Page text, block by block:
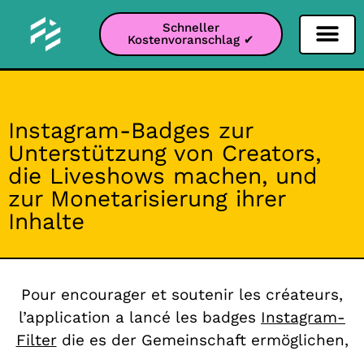
Schneller
Kostenvoranschlag ✔
Instagram-Badges zur
Unterstützung von Creators,
die Liveshows machen, und
zur Monetarisierung ihrer
Inhalte
Pour encourager et soutenir les créateurs,
l’application a lancé les badges Instagram-
Filterdie es der Gemeinschaft ermöglichen,